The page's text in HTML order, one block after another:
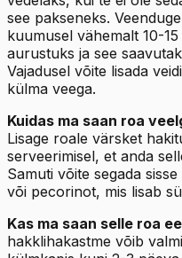
see pakseneks.
kuumusel vähemalt 10-
aurustuks ja see
Vajadusel võite lisada
külma veega.
Kuidas ma saan roa
Lisage roale värsket
serveerimisel, et anda
Samuti võite segada
või pecorinot, mis lisab
Kas ma saan selle roa
hakklihakastme võib